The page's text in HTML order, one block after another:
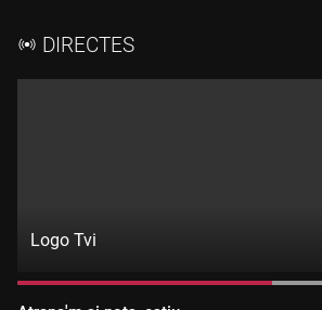
DIRECTES
Logo Tvi
Directe:
exclusiu